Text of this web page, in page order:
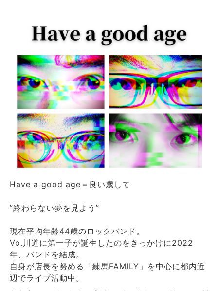
Have a good age＝良い歳して
”終わらない夢を見よう”
現在平均年齢44歳のロックバンド。
Vo.川道に第一子が誕生したのをきっかけに2022
年、バンドを結成。
自身が店長を努める「練馬FAMILY」を中心に都内近
辺でライブ活動中。